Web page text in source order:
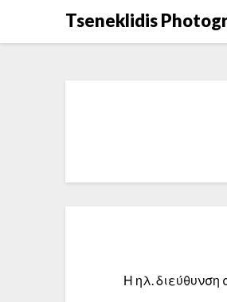
Tseneklidis
Η ηλ. διεύθυνση